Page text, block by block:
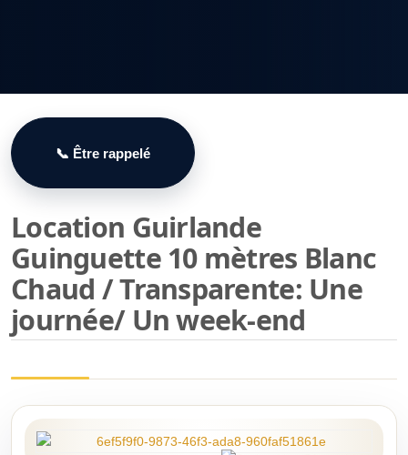
📞 Être rappelé
Location Guirlande
Guinguette 10 mètres Blanc
Chaud / Transparente: Une
journée/ Un week-end